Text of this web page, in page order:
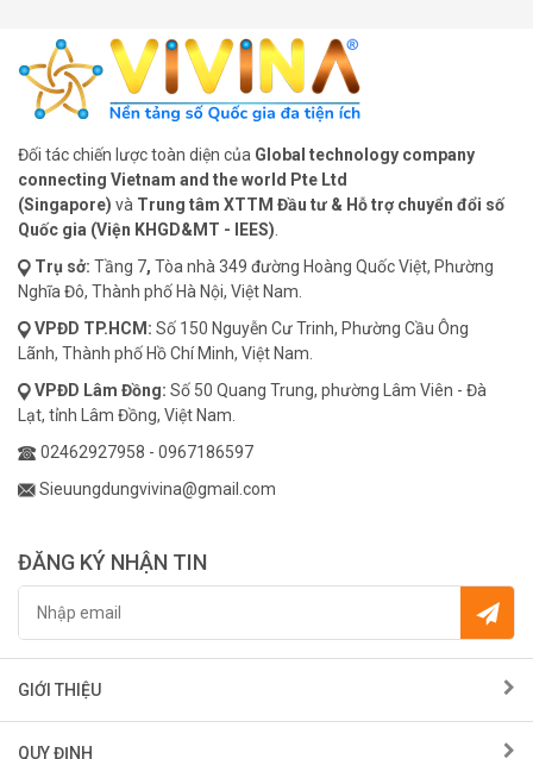
Đối tác chiến lược toàn diện của Global technology company
connecting Vietnam and the world Pte Ltd
(Singapore) và Trung tâm XTTM Đầu tư & Hỗ trợ chuyển đổi số
Quốc gia (Viện KHGD&MT - IEES)
Trụ sở: Tầng 7, Tòa nhà 349 đường Hoàng Quốc Việt, Phường
Nghĩa Đô, Thành phố Hà Nội, Việt Nam.
VPĐD TP.HCM: Số 150 Nguyễn Cư Trinh, Phường Cầu Ông
Lãnh, Thành phố Hồ Chí Minh, Việt Nam.
VPĐD Lâm Đồng: Số 50 Quang Trung, phường Lâm Viên - Đà
Lạt, tỉnh Lâm Đồng, Việt Nam.
02462927958 - 0967186597
Sieuungdungvivina@gmail.com
ĐĂNG KÝ NHẬN TIN
GIỚI THIỆU
QUY ĐỊNH